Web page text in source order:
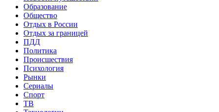
Образование
Общество
Отдых в России
Отдых за границей
ПДД
Политика
Происшествия
Психология
Рынки
Сериалы
Спорт
ТВ